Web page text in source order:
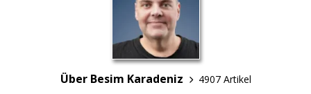
Über Besim Karadeniz
4907 Artikel